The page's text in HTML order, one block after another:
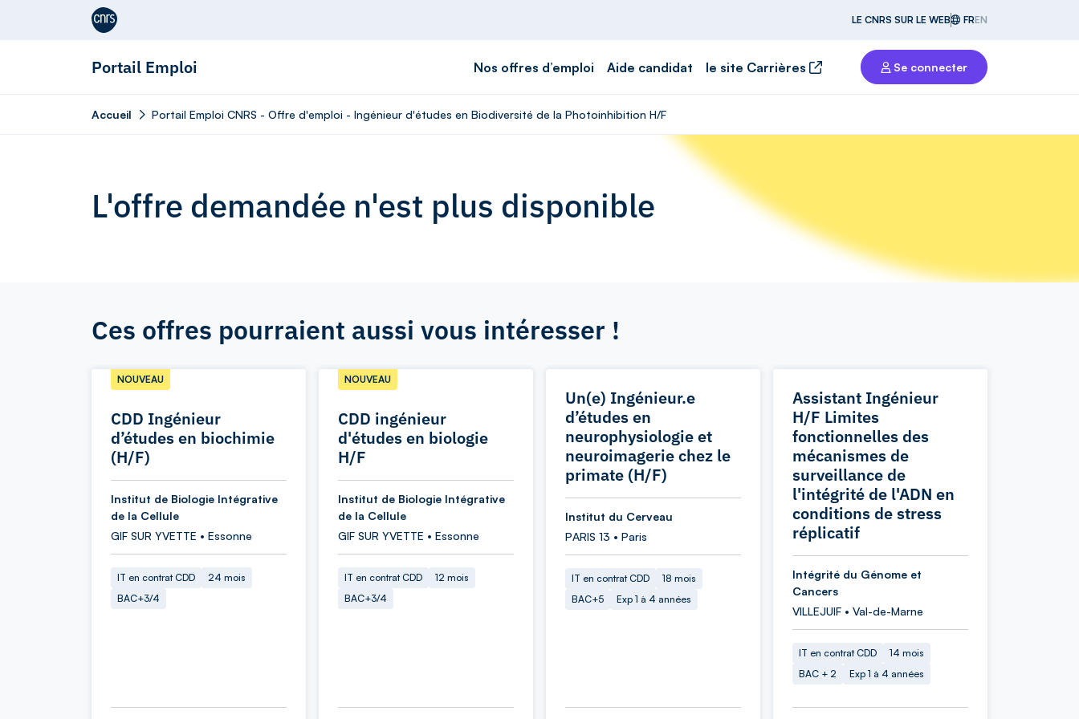
Aller au contenu
LE CNRS SUR LE WEB FREN
Portail Emploi Nos offres d’emploi Aide candidat le site Carrières Se connecter
Accueil Portail Emploi CNRS - Offre d'emploi - Ingénieur d'études en Biodiversité de la Photoinhibition H/F
L'offre demandée n'est plus disponible
Ces offres pourraient aussi vous intéresser !
CDD Ingénieur
d’études en biochimie
(H/F)
NOUVEAU
Institut de Biologie Intégrative
de la Cellule
GIF SUR YVETTE • Essonne
IT en contrat CDD
24 mois
BAC+3/4
CDD ingénieur
d'études en biologie
H/F
NOUVEAU
Institut de Biologie Intégrative
de la Cellule
GIF SUR YVETTE • Essonne
IT en contrat CDD
12 mois
BAC+3/4
Un(e) Ingénieur.e
d’études en
neurophysiologie et
neuroimagerie chez le
primate (H/F)
Institut du Cerveau
PARIS 13 • Paris
IT en contrat CDD
18 mois
BAC+5
Exp 1 à 4 années
Assistant Ingénieur
H/F Limites
fonctionnelles des
mécanismes de
surveillance de
l'intégrité de l'ADN en
conditions de stress
réplicatif
Intégrité du Génome et
Cancers
VILLEJUIF • Val-de-Marne
IT en contrat CDD
14 mois
BAC + 2
Exp 1 à 4 années